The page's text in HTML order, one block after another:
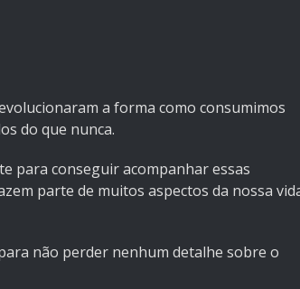
a forma como consumimos
do que nunca.
para conseguir acompanhar essas
parte de muitos aspectos da nossa
não perder nenhum detalhe sobre o